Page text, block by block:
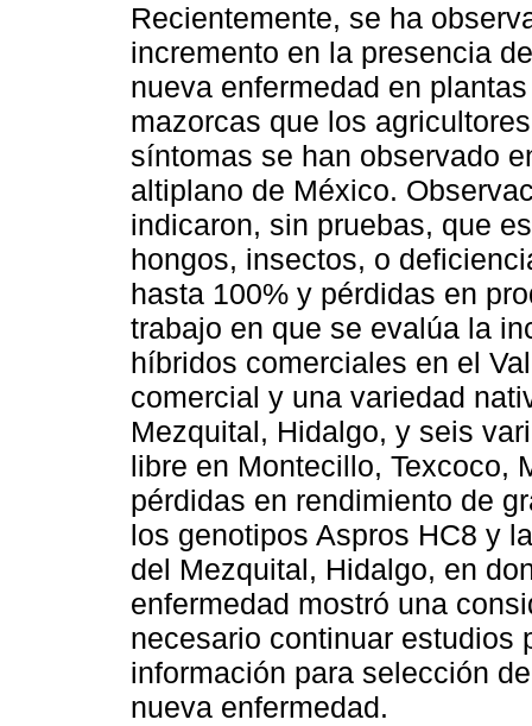
Recientemente, se ha
incremento en la presencia
nueva enfermedad en
mazorcas que los
síntomas se han observado
altiplano de México.
indicaron, sin pruebas, que
hongos, insectos, o
hasta 100% y pérdidas en
trabajo en que se evalúa la
híbridos comerciales en el
comercial y una variedad
Mezquital, Hidalgo, y seis
libre en Montecillo, Texcoco,
pérdidas en rendimiento de
los genotipos Aspros HC8 y
del Mezquital, Hidalgo, en
enfermedad mostró una
necesario continuar estudios
información para selección
nueva enfermedad.